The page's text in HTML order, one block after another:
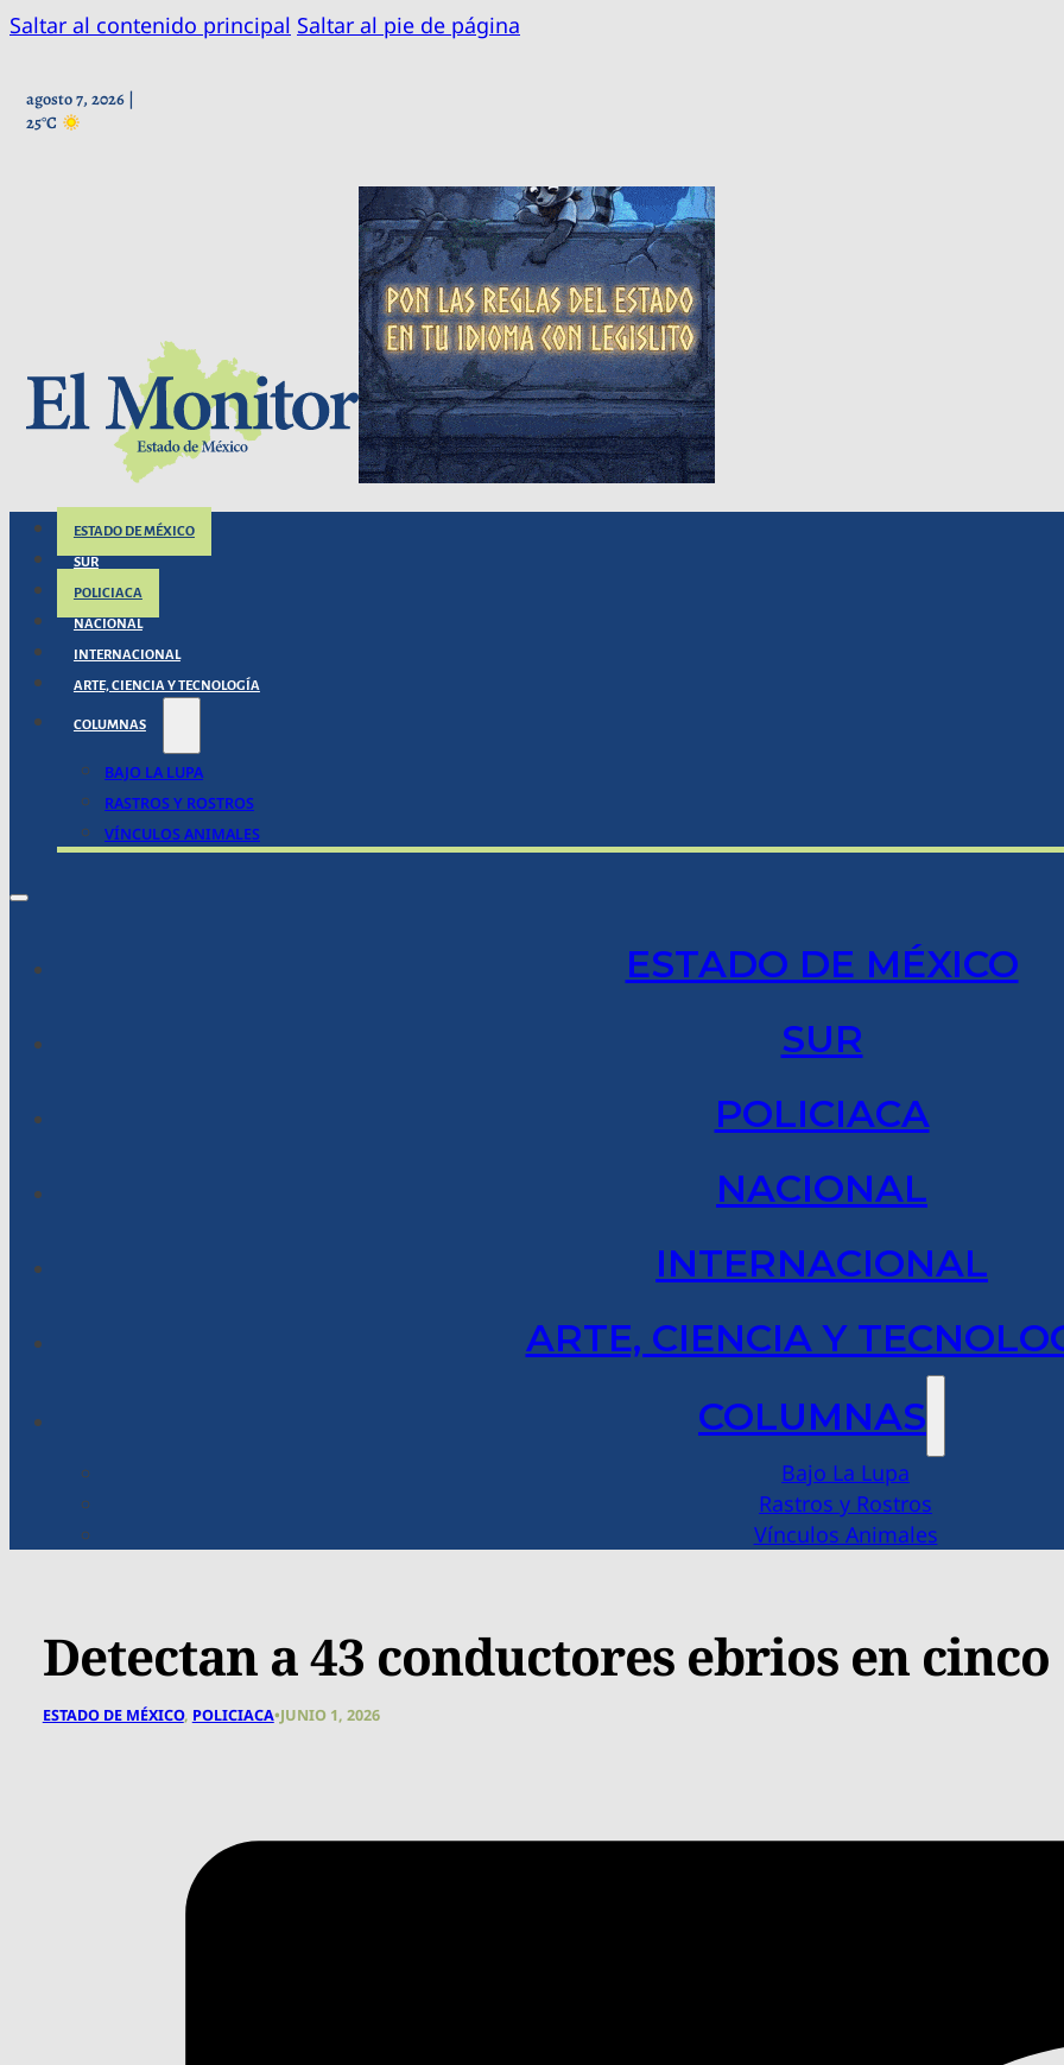
Saltar al contenido principal Saltar al pie de página
agosto 7, 2026 |
25°C
ESTADO DE MÉXICO
SUR
POLICIACA
NACIONAL
INTERNACIONAL
ARTE, CIENCIA Y TECNOLOGÍA
COLUMNAS
BAJO LA LUPA
RASTROS Y ROSTROS
VÍNCULOS ANIMALES
ESTADO DE MÉXICO
SUR
POLICIACA
NACIONAL
INTERNACIONAL
ARTE, CIENCIA Y
COLUMNAS
Bajo La Lupa
Rastros y Rostros
Vínculos Animales
Detectan a 43 conductores ebrios en
ESTADO DE MÉXICO, POLICIACA•JUNIO 1, 2026